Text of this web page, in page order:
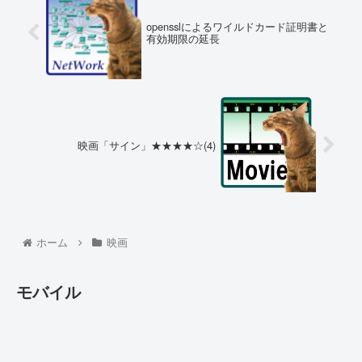
opensslによるワイルドカード証明書と
有効期限の延長
映画「サイン」★★★★☆(4)
ホーム 映画
モバイル